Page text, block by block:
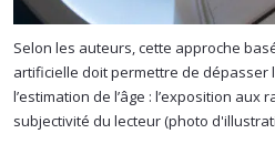
Selon les auteurs, cette approche
artificielle doit permettre de dépasser
l’estimation de l’âge : l’exposition
subjectivité du lecteur (photo